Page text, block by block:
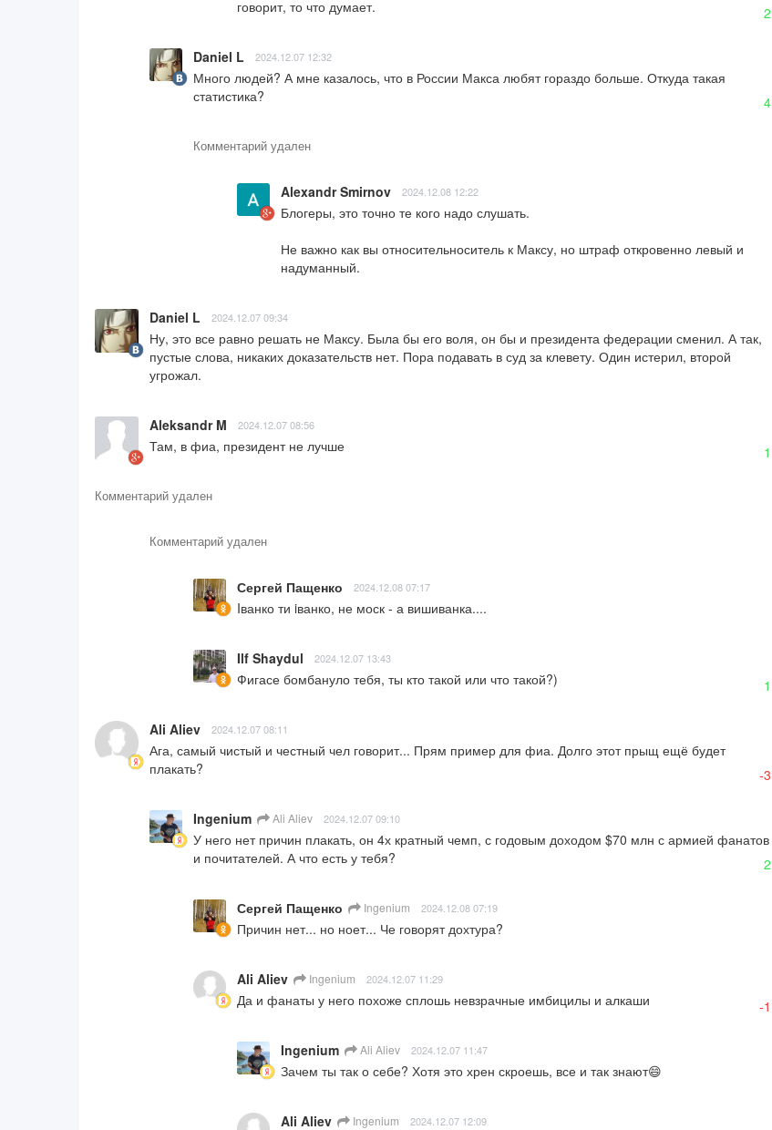
говорит, то что думает.
2
Daniel L 2024.12.07 12:32
Много людей? А мне казалось, что в России Макса любят гораздо больше. Откуда такая
статистика?
4
Комментарий удален
Alexandr Smirnov 2024.12.08 12:22
Блогеры, это точно те кого надо слушать.
Не важно как вы относительноситель к Максу, но штраф откровенно левый и
надуманный.
Daniel L 2024.12.07 09:34
Ну, это все равно решать не Максу. Была бы его воля, он бы и президента федерации сменил. А так,
пустые слова, никаких доказательств нет. Пора подавать в суд за клевету. Один истерил, второй
угрожал.
Aleksandr M 2024.12.07 08:56
Там, в фиа, президент не лучше 1
Комментарий удален
Комментарий удален
Сергей Пащенко 2024.12.08 07:17
Iванко ти iванко, не моск - а вишиванка....
Ilf Shaydul 2024.12.07 13:43
Фигасе бомбануло тебя, ты кто такой или что такой?) 1
Ali Aliev 2024.12.07 08:11
Ага, самый чистый и честный чел говорит... Прям пример для фиа. Долго этот прыщ ещё будет
плакать?
-3
Ingenium Ali Aliev 2024.12.07 09:10
У него нет причин плакать, он 4х кратный чемп, с годовым доходом $70 млн с армией фанатов
и почитателей. А что есть у тебя?
2
Сергей Пащенко Ingenium 2024.12.08 07:19
Причин нет... но ноет... Че говорят дохтура?
Ali Aliev Ingenium 2024.12.07 11:29
Да и фанаты у него похоже сплошь невзрачные имбицилы и алкаши -1
Ingenium Ali Aliev 2024.12.07 11:47
Зачем ты так о себе? Хотя это хрен скроешь, все и так знают😄
Ali Aliev Ingenium 2024.12.07 12:09